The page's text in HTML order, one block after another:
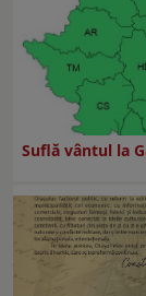
Suflă vântul la